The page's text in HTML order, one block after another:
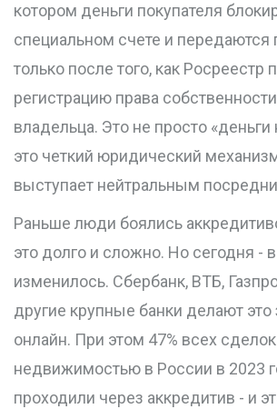
котором деньги покупателя
специальном счете и передаются
только после того, как Росреестр
регистрацию права
владельца. Это не просто «деньги
это четкий юридический
выступает нейтральным
Раньше люди боялись
это долго и сложно. Но сегодня -
изменилось. Сбербанк, ВТБ,
другие крупные банки делают это
онлайн. При этом 47% всех
недвижимостью в России в 2023
проходили через аккредитив - и